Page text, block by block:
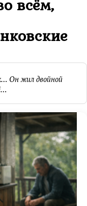
всём,
Он жил двойной